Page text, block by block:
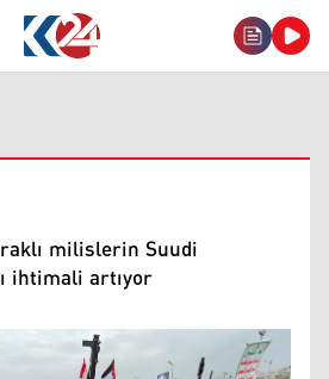
milislerin Suudi
ihtimali artıyor